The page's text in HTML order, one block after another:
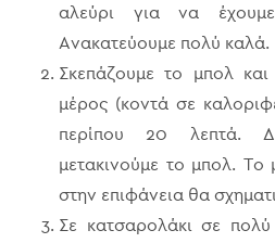
αλεύρι για να
Ανακατεύουμε πολύ καλά.
Σκεπάζουμε το μπολ
μέρος (κοντά σε
περίπου 20 λεπτά.
μετακινούμε το μπολ. Το
στην επιφάνεια θα
Σε κατσαρολάκι σε